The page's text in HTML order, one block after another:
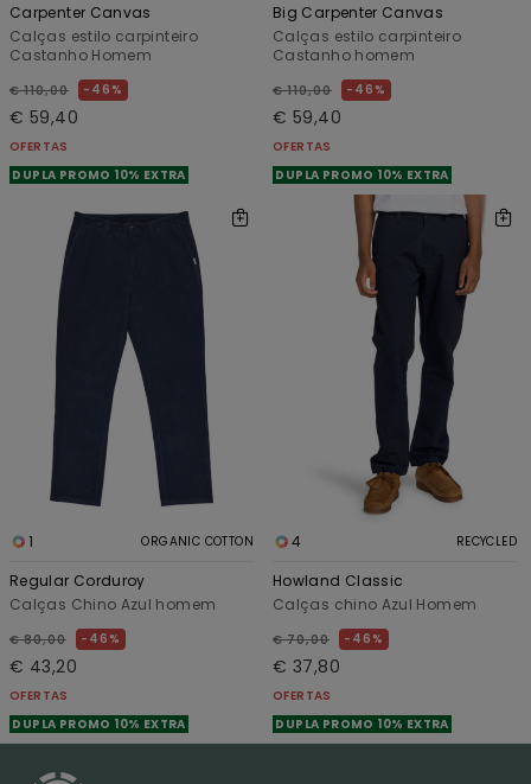
Carpenter Canvas
Calças estilo carpinteiro
Castanho Homem
€ 110,00 46%
€ 59,40
OFERTAS
DUPLA PROMO 10% EXTRA
Big Carpenter Canvas
Calças estilo carpinteiro
Castanho homem
€ 110,00 46%
€ 59,40
OFERTAS
DUPLA PROMO 10% EXTRA
1 ORGANIC COTTON
Regular Corduroy
Calças Chino Azul homem
€ 80,00 46%
€ 43,20
OFERTAS
DUPLA PROMO 10% EXTRA
4 RECYCLED
Howland Classic
Calças chino Azul Homem
€ 70,00 46%
€ 37,80
OFERTAS
DUPLA PROMO 10% EXTRA